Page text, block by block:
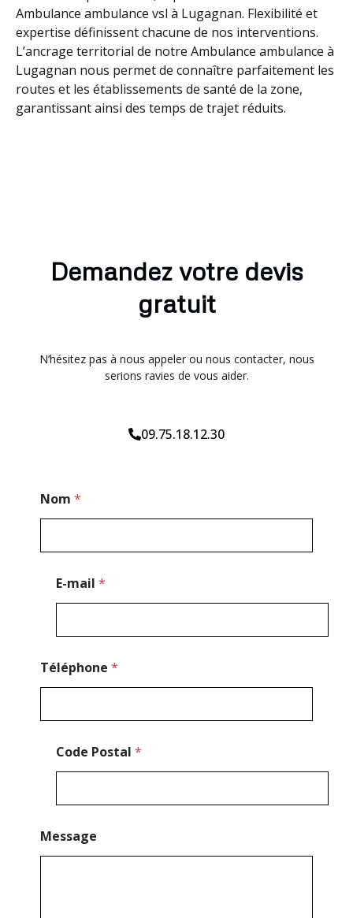
Ambulance ambulance vsl à Lugagnan. Flexibilité et
expertise définissent chacune de nos interventions.
L’ancrage territorial de notre Ambulance ambulance à
Lugagnan nous permet de connaître parfaitement les
routes et les établissements de santé de la zone,
garantissant ainsi des temps de trajet réduits.
Demandez votre devis
gratuit
N’hésitez pas à nous appeler ou nous contacter, nous
serions ravies de vous aider.
09.75.18.12.30
Nom *
E-mail *
Téléphone *
Code Postal *
Message